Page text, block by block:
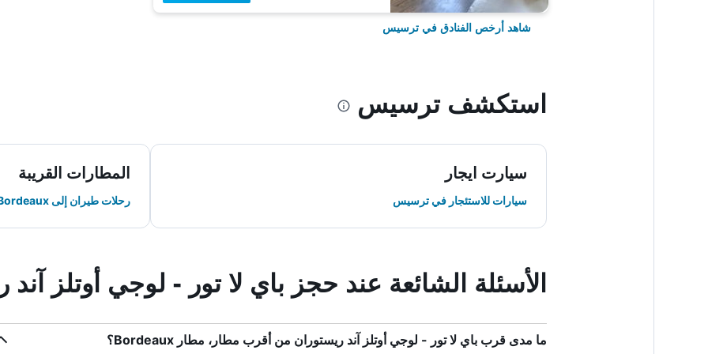
شاهد أرخص الفنادق في ترسيس
استكشف ترسيس
سيارت ايجار
سيارات للاستئجار في ترسيس
المطارات القريبة
رحلات طيران إلى Bordeaux
الأسئلة الشائعة عند حجز باي لا تور - لوجي أوتلز آند
ما مدى قرب باي لا تور - لوجي أوتلز آند ريستوران من أقرب مطار، مطار Bordeaux؟